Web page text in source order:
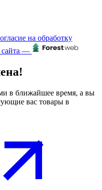
на обработку
сайта —
в ближайшее время, а вы
вас товары в